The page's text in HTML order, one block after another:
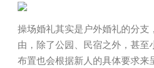
操场婚礼其实是户外婚礼的分支
由，除了公园、民宿之外，甚至
布置也会根据新人的具体要求来